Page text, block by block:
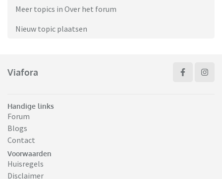
Meer topics in Over het forum
Nieuw topic plaatsen
Viafora
Handige links
Forum
Blogs
Contact
Voorwaarden
Huisregels
Disclaimer